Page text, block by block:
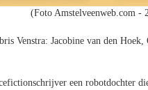
(Foto Amstelveenweb.com -
Venstra: Jacobine van den
een robotdochter